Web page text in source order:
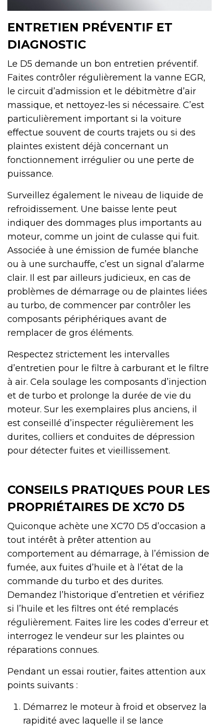
ENTRETIEN PRÉVENTIF ET
DIAGNOSTIC
Le D5 demande un bon entretien préventif.
Faites contrôler régulièrement la vanne EGR,
le circuit d’admission et le débitmètre d’air
massique, et nettoyez-les si nécessaire. C’est
particulièrement important si la voiture
effectue souvent de courts trajets ou si des
plaintes existent déjà concernant un
fonctionnement irrégulier ou une perte de
puissance.
Surveillez également le niveau de liquide de
refroidissement. Une baisse lente peut
indiquer des dommages plus importants au
moteur, comme un joint de culasse qui fuit.
Associée à une émission de fumée blanche
ou à une surchauffe, c’est un signal d’alarme
clair. Il est par ailleurs judicieux, en cas de
problèmes de démarrage ou de plaintes liées
au turbo, de commencer par contrôler les
composants périphériques avant de
remplacer de gros éléments.
Respectez strictement les intervalles
d’entretien pour le filtre à carburant et le filtre
à air. Cela soulage les composants d’injection
et de turbo et prolonge la durée de vie du
moteur. Sur les exemplaires plus anciens, il
est conseillé d’inspecter régulièrement les
durites, colliers et conduites de dépression
pour détecter fuites et vieillissement.
CONSEILS PRATIQUES POUR LES
PROPRIÉTAIRES DE XC70 D5
Quiconque achète une XC70 D5 d’occasion a
tout intérêt à prêter attention au
comportement au démarrage, à l’émission de
fumée, aux fuites d’huile et à l’état de la
commande du turbo et des durites.
Demandez l’historique d’entretien et vérifiez
si l’huile et les filtres ont été remplacés
régulièrement. Faites lire les codes d’erreur et
interrogez le vendeur sur les plaintes ou
réparations connues.
Pendant un essai routier, faites attention aux
points suivants :
Démarrez le moteur à froid et observez la
rapidité avec laquelle il se lance